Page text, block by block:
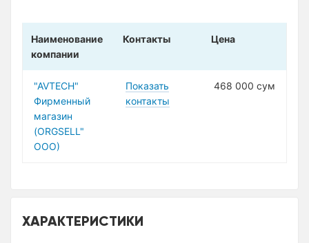
Наименование
компании
Контакты Цена
"AVTECH"
Фирменный
магазин
(ORGSELL"
ООО)
Показать
контакты
468 000 сум
ХАРАКТЕРИСТИКИ